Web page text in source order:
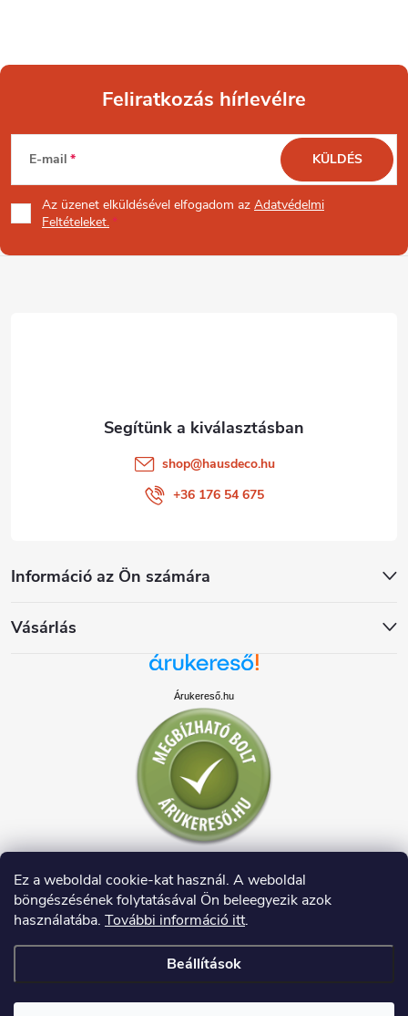
Ez a weboldal cookie-kat használ. A weboldal
böngészésének folytatásával Ön beleegyezik azok
használatába. További információ itt.
Beállítások
L
á
b
Feliratkozás hírlevélre
E-mail
Az üzenet elküldésével elfogadom az Adatvédelmi
Feltételeket.
KÜLDÉS
Információ az Ön számára
Vásárlás
shop@hausdeco.hu
+36 176 54 675
Árukereső.hu
Copyright 2026HAUSDECO.HU. Minden jog fenntartva.